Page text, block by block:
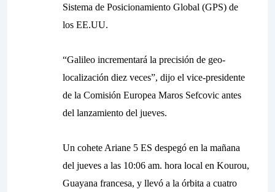
Sistema de Posicionamiento Global (GPS) de
los EE.UU.
“Galileo incrementará la precisión de geo-
localización diez veces”, dijo el vice-presidente
de la Comisión Europea Maros Sefcovic antes
del lanzamiento del jueves.
Un cohete Ariane 5 ES despegó en la mañana
del jueves a las 10:06 am. hora local en Kourou,
Guayana francesa, y llevó a la órbita a cuatro